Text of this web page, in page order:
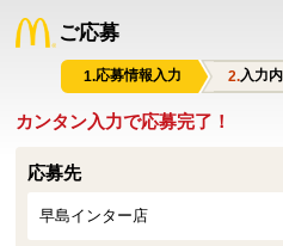
ご応募
応募情報入力 入力
カンタン入力で応募完了！
応募先
早島インター店